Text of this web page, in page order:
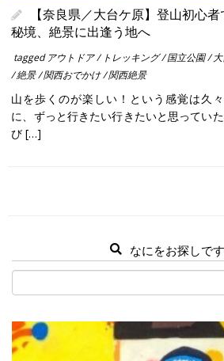
【奈良県／大台ケ原】登山初心
秘境、絶景に出逢う地へ
tagged アウトドア/ トレッキング/国立公園/
/絶景/関西おでかけ/関西絶景
山を歩くのが楽しい！という感覚は久
に、ずっと行きたい行きたいと思ってい
び […]
なにをお探しで
検
索: